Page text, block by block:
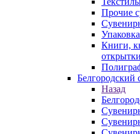
Прочие
Упаковка
Книги,
Белгородский
Назад